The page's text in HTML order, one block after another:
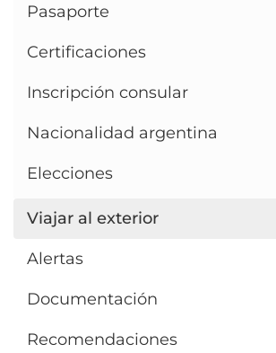
Pasaporte
Certificaciones
Inscripción consular
Nacionalidad argentina
Elecciones
Viajar al exterior
Alertas
Documentación
Recomendaciones